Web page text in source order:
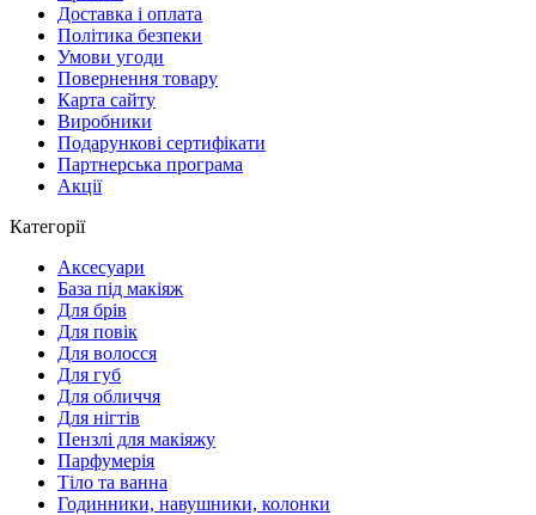
Доставка і оплата
Політика безпеки
Умови угоди
Повернення товару
Карта сайту
Виробники
Подарункові сертифікати
Партнерська програма
Акції
Категорії
Аксесуари
База під макіяж
Для брів
Для повік
Для волосся
Для губ
Для обличчя
Для нігтів
Пензлі для макіяжу
Парфумерія
Тіло та ванна
Годинники, навушники, колонки